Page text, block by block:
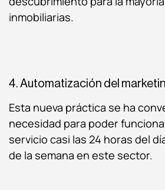
inmobiliarias.
4. Automatización del
Esta nueva práctica se ha
necesidad para poder
servicio casi las 24 horas del
de la semana en este sector.